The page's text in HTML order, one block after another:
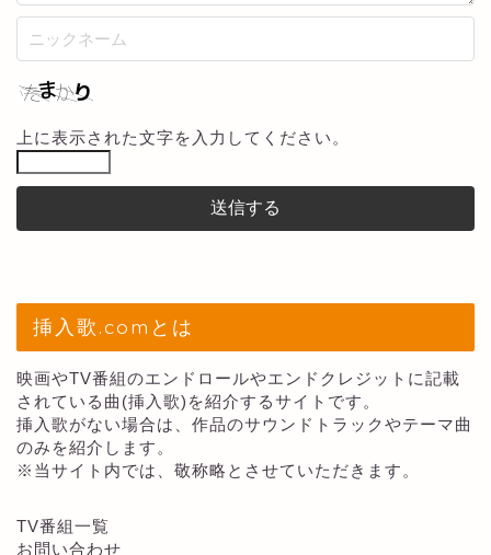
上に表示された文字を入力してください。
挿入歌.comとは
映画やTV番組のエンドロールやエンドクレジットに記載
されている曲(挿入歌)を紹介するサイトです。
挿入歌がない場合は、作品のサウンドトラックやテーマ曲
のみを紹介します。
※当サイト内では、敬称略とさせていただきます。
TV番組一覧
お問い合わせ